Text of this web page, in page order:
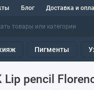
Блог Доставка и
Пигменты
Lip pencil